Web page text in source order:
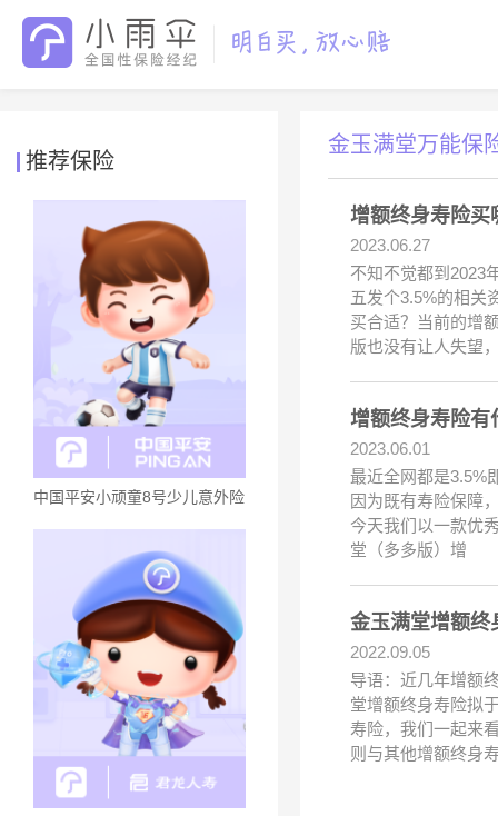
推荐保险
中国平安小顽童8号少儿意外险
金玉满堂万能保
增额终身寿险买
2023.06.27
不知不觉都到2023
五发个3.5%的相关
买合适？当前的增
版也没有让人失望
增额终身寿险有
2023.06.01
最近全网都是3.5%
因为既有寿险保障
今天我们以一款优
堂（多多版）增
金玉满堂增额终
2022.09.05
导语：近几年增额
堂增额终身寿险拟
寿险，我们一起来
则与其他增额终身